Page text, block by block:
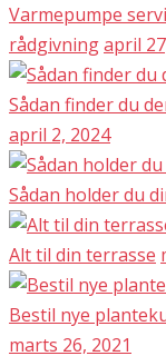
Varmepumpe
rådgivningapril
Sådan finder du
april 2, 2024
Sådan holder du
Alt til din terrasse
Bestil nye
marts 26, 2021